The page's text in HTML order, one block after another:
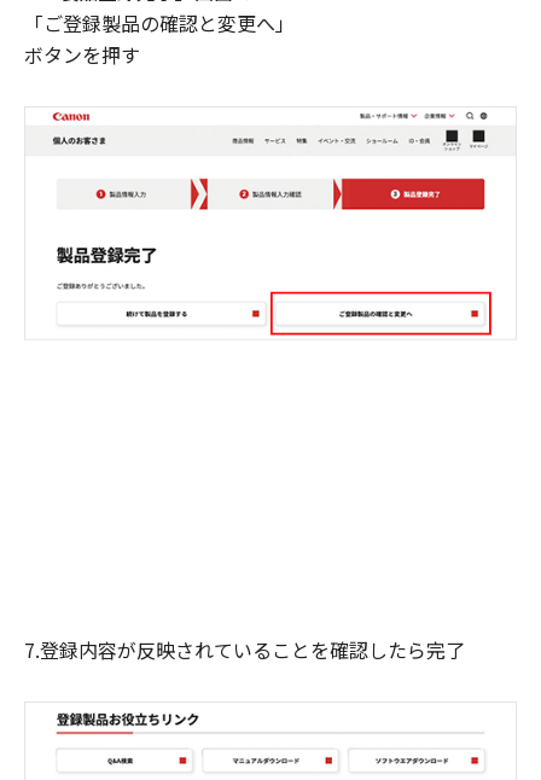
「ご登録製品の確認と変更へ」
ボタンを押す
7.登録内容が反映されていることを確認したら完了